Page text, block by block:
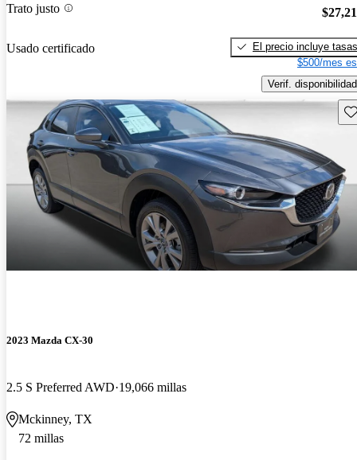
Trato justo
Usado certificado
El precio incluye tasas
$500/mes
Verif. disponibilidad
2023 Mazda CX-30
2.5 S Preferred AWD 19,066 millas
Mckinney, TX
72 millas